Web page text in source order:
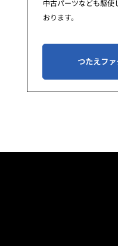
中古パーツなども駆使
おります。
つたえフ